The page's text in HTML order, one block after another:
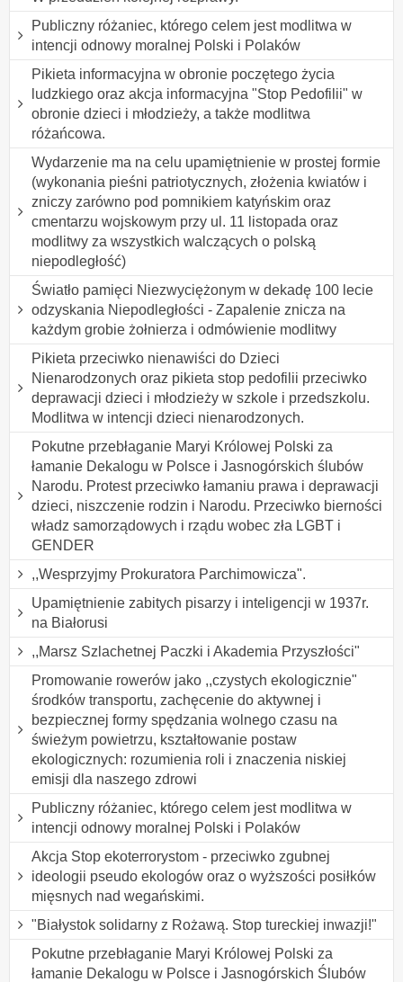
Publiczny różaniec, którego celem jest modlitwa w
intencji odnowy moralnej Polski i Polaków
Pikieta informacyjna w obronie poczętego życia
ludzkiego oraz akcja informacyjna "Stop Pedofilii" w
obronie dzieci i młodzieży, a także modlitwa
różańcowa.
Wydarzenie ma na celu upamiętnienie w prostej formie
(wykonania pieśni patriotycznych, złożenia kwiatów i
zniczy zarówno pod pomnikiem katyńskim oraz
cmentarzu wojskowym przy ul. 11 listopada oraz
modlitwy za wszystkich walczących o polską
niepodległość)
Światło pamięci Niezwyciężonym w dekadę 100 lecie
odzyskania Niepodległości - Zapalenie znicza na
każdym grobie żołnierza i odmówienie modlitwy
Pikieta przeciwko nienawiści do Dzieci
Nienarodzonych oraz pikieta stop pedofilii przeciwko
deprawacji dzieci i młodzieży w szkole i przedszkolu.
Modlitwa w intencji dzieci nienarodzonych.
Pokutne przebłaganie Maryi Królowej Polski za
łamanie Dekalogu w Polsce i Jasnogórskich ślubów
Narodu. Protest przeciwko łamaniu prawa i deprawacji
dzieci, niszczenie rodzin i Narodu. Przeciwko bierności
władz samorządowych i rządu wobec zła LGBT i
GENDER
,,Wesprzyjmy Prokuratora Parchimowicza".
Upamiętnienie zabitych pisarzy i inteligencji w 1937r.
na Białorusi
,,Marsz Szlachetnej Paczki i Akademia Przyszłości"
Promowanie rowerów jako ,,czystych ekologicznie"
środków transportu, zachęcenie do aktywnej i
bezpiecznej formy spędzania wolnego czasu na
świeżym powietrzu, kształtowanie postaw
ekologicznych: rozumienia roli i znaczenia niskiej
emisji dla naszego zdrowi
Publiczny różaniec, którego celem jest modlitwa w
intencji odnowy moralnej Polski i Polaków
Akcja Stop ekoterrorystom - przeciwko zgubnej
ideologii pseudo ekologów oraz o wyższości posiłków
mięsnych nad wegańskimi.
"Białystok solidarny z Rożawą. Stop tureckiej inwazji!"
Pokutne przebłaganie Maryi Królowej Polski za
łamanie Dekalogu w Polsce i Jasnogórskich Ślubów